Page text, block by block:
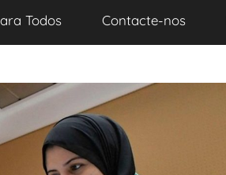
Todos Contacte-nos